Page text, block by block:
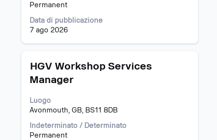
Permanent
Data di pubblicazione
7 ago 2026
spaziatrice
visualizzare
i
contenuti
delle
informazioni
lavoro.
Titolo
HGV Workshop Services
Manager
Luogo
Avonmouth, GB, BS11 8DB
Indeterminato / Determinato
Permanent
Effettuare
selezione
la
barra
spaziatrice
per